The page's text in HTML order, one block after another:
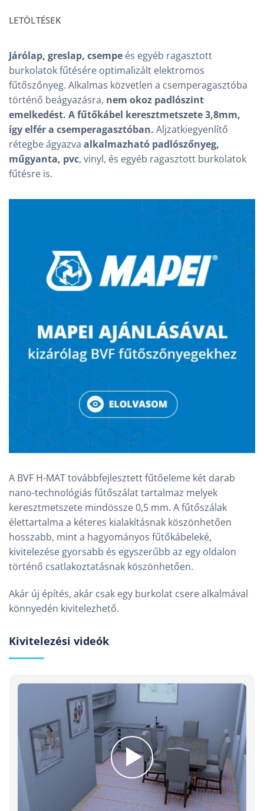
LETÖLTÉSEK
Járólap, greslap, csempe és egyéb ragasztott
burkolatok fűtésére optimalizált elektromos
fűtőszőnyeg. Alkalmas közvetlen a csemperagasztóba
történő beágyazásra, nem okoz padlószint
emelkedést. A fűtőkábel keresztmetszete 3,8mm,
így elfér a csemperagasztóban. Aljzatkiegyenlítő
rétegbe ágyazva alkalmazható padlószőnyeg,
műgyanta, pvc, vinyl, és egyéb ragasztott burkolatok
fűtésre is.
A BVF H-MAT továbbfejlesztett fűtőeleme két darab
nano-technológiás fűtőszálat tartalmaz melyek
keresztmetszete mindössze 0,5 mm. A fűtőszálak
élettartalma a kéteres kialakításnak köszönhetően
hosszabb, mint a hagyományos fűtőkábeleké,
kivitelezése gyorsabb és egyszerűbb az egy oldalon
történő csatlakoztatásnak köszönhetően.
Akár új építés, akár csak egy burkolat csere alkalmával
könnyedén kivitelezhető.
Kivitelezési videók